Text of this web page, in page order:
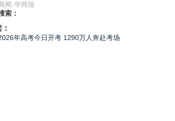
网-华商报
索：
年高考今日开考 1290万人奔赴考场